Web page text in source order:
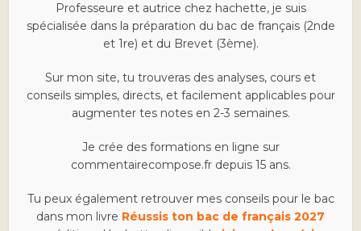
Professeure et autrice chez hachette, je suis
spécialisée dans la préparation du bac de français (2nde
et 1re) et du Brevet (3ème).
Sur mon site, tu trouveras des analyses, cours et
conseils simples, directs, et facilement applicables pour
augmenter tes notes en 2-3 semaines.
Je crée des formations en ligne sur
commentairecompose.fr depuis 15 ans.
Tu peux également retrouver mes conseils pour le bac
dans mon livre Réussis ton bac de français 2027